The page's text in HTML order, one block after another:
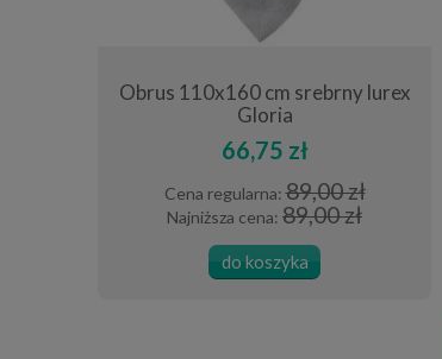
Obrus 110x160 cm srebrny lurex
Gloria
66,75 zł
Cena regularna:89,00 zł
Najniższa cena: 89,00 zł
do koszyka